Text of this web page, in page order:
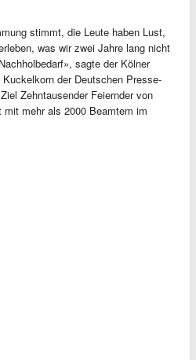
stimmt, die Leute haben Lust,
was wir zwei Jahre lang nicht
sagte der Kölner
der Deutschen Presse-
Zehntausender Feiernder von
mehr als 2000 Beamtem im